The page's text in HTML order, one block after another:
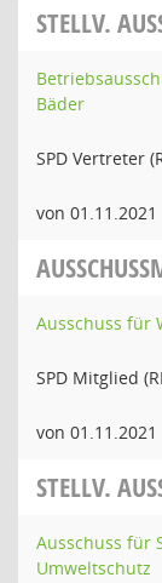
STELLV.
Bäder
SPD Vertreter
von 01.11.2021
Ausschuss für
SPD Mitglied
von 01.11.2021
STELLV.
Ausschuss für
Umweltschutz